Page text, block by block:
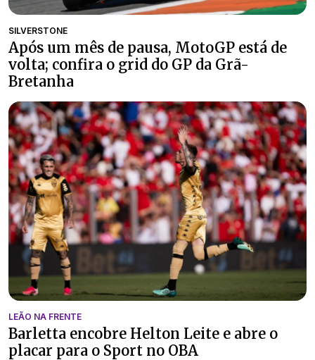
SILVERSTONE
Após um mês de pausa, MotoGP está de
volta; confira o grid do GP da Grã-
Bretanha
LEÃO NA FRENTE
Barletta encobre Helton Leite e abre o
placar para o Sport no OBA